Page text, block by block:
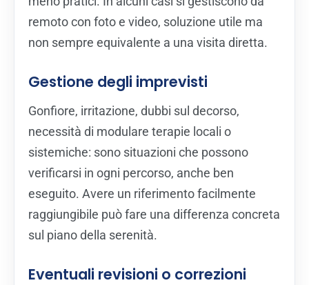
remoto con foto e video, soluzione utile ma
non sempre equivalente a una visita diretta.
Gestione degli imprevisti
Gonfiore, irritazione, dubbi sul decorso,
necessità di modulare terapie locali o
sistemiche: sono situazioni che possono
verificarsi in ogni percorso, anche ben
eseguito. Avere un riferimento facilmente
raggiungibile può fare una differenza concreta
sul piano della serenità.
Eventuali revisioni o correzioni